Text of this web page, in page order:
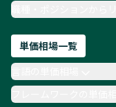
職種・ポジションから
単価相場一覧